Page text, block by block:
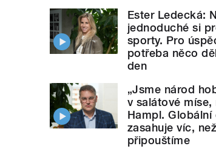
Ester Ledecká:
jednoduché si
sporty. Pro
potřeba něco
den
„Jsme národ
v salátové míse,
Hampl. Globální
zasahuje víc,
připouštíme